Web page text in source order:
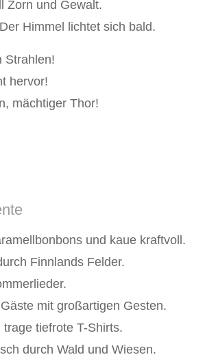
Zorn und Gewalt.
Himmel lichtet sich bald.
Strahlen!
hervor!
mächtiger Thor!
und kaue kraftvoll.
Finnlands Felder.
mit großartigen Gesten.
tiefrote T-Shirts.
durch Wald und Wiesen.